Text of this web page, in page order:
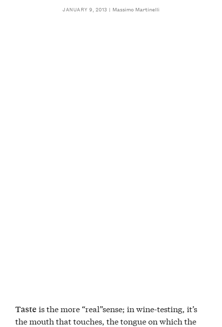
JANUARY 9, 2013 Massimo Martinelli
Taste is the more “real”sense; in wine-testing, it’s
the mouth that touches, the tongue on which the